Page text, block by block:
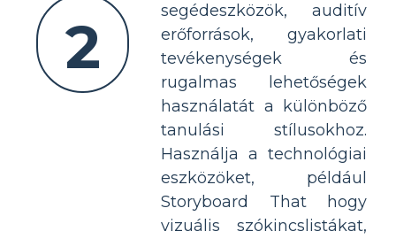
2
segédeszközök, auditív
erőforrások, gyakorlati
tevékenységek és
rugalmas lehetőségek
használatát a különböző
tanulási stílusokhoz.
Használja a technológiai
eszközöket, például
Storyboard That hogy
vizuális szókincslistákat,